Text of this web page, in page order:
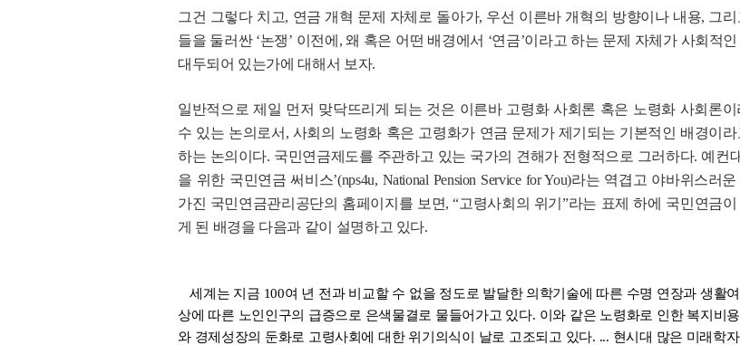
그건 그렇다 치고, 연금 개혁 문제 자체로 돌아가, 우선 이른바 개혁의 방향이나 내용, 그리
들을 둘러싼 ‘논쟁’ 이전에, 왜 혹은 어떤 배경에서 ‘연금’이라고 하는 문제 자체가 사회적
대두되어 있는가에 대해서 보자.
일반적으로 제일 먼저 맞닥뜨리게 되는 것은 이른바 고령화 사회론 혹은 노령화 사회론
수 있는 논의로서, 사회의 노령화 혹은 고령화가 연금 문제가 제기되는 기본적인 배경이라
하는 논의이다. 국민연금제도를 주관하고 있는 국가의 견해가 전형적으로 그러하다. 예컨
을 위한 국민연금 써비스’(nps4u, National Pension Service for You)라는 역겹고 야바위스러
가진 국민연금관리공단의 홈페이지를 보면, “고령사회의 위기”라는 표제 하에 국민연금
게 된 배경을 다음과 같이 설명하고 있다.
세계는 지금 100여 년 전과 비교할 수 없을 정도로 발달한 의학기술에 따른 수명 연장과 생활
상에 따른 노인인구의 급증으로 은색물결로 물들어가고 있다. 이와 같은 노령화로 인한 복지비
와 경제성장의 둔화로 고령사회에 대한 위기의식이 날로 고조되고 있다. ... 현시대 많은 미래학자